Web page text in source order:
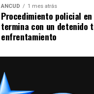
ANCUD 1 mes atrás
Procedimiento policial en
termina con un detenido
enfrentamiento